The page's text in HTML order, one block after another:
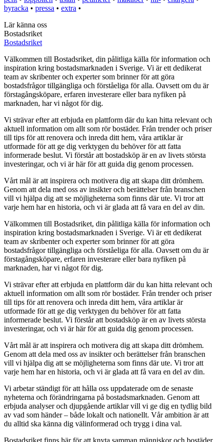
byracka • pressa • extra •
Lär känna oss
Bostadsriket
Bostadsriket
Välkommen till Bostadsriket, din pålitliga källa för information och
inspiration kring bostadsmarknaden i Sverige. Vi är ett dedikerat
team av skribenter och experter som brinner för att göra
bostadsfrågor tillgängliga och förståeliga för alla. Oavsett om du är
förstagångsköpare, erfaren investerare eller bara nyfiken på
marknaden, har vi något för dig.
Vi strävar efter att erbjuda en plattform där du kan hitta relevant och
aktuell information om allt som rör bostäder. Från trender och priser
till tips för att renovera och inreda ditt hem, våra artiklar är
utformade för att ge dig verktygen du behöver för att fatta
informerade beslut. Vi förstår att bostadsköp är en av livets största
investeringar, och vi är här för att guida dig genom processen.
Vårt mål är att inspirera och motivera dig att skapa ditt drömhem.
Genom att dela med oss av insikter och berättelser från branschen
vill vi hjälpa dig att se möjligheterna som finns där ute. Vi tror att
varje hem har en historia, och vi är glada att få vara en del av din.
Välkommen till Bostadsriket, din pålitliga källa för information och
inspiration kring bostadsmarknaden i Sverige. Vi är ett dedikerat
team av skribenter och experter som brinner för att göra
bostadsfrågor tillgängliga och förståeliga för alla. Oavsett om du är
förstagångsköpare, erfaren investerare eller bara nyfiken på
marknaden, har vi något för dig.
Vi strävar efter att erbjuda en plattform där du kan hitta relevant och
aktuell information om allt som rör bostäder. Från trender och priser
till tips för att renovera och inreda ditt hem, våra artiklar är
utformade för att ge dig verktygen du behöver för att fatta
informerade beslut. Vi förstår att bostadsköp är en av livets största
investeringar, och vi är här för att guida dig genom processen.
Vårt mål är att inspirera och motivera dig att skapa ditt drömhem.
Genom att dela med oss av insikter och berättelser från branschen
vill vi hjälpa dig att se möjligheterna som finns där ute. Vi tror att
varje hem har en historia, och vi är glada att få vara en del av din.
Vi arbetar ständigt för att hålla oss uppdaterade om de senaste
nyheterna och förändringarna på bostadsmarknaden. Genom att
erbjuda analyser och djupgående artiklar vill vi ge dig en tydlig bild
av vad som händer – både lokalt och nationellt. Vår ambition är att
du alltid ska känna dig välinformerad och trygg i dina val.